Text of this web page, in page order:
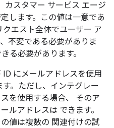
カスタマー サービス エージ
します。この値は一意であ
エスト全体でユーザー ア
不変である必要がありま
る必要があります。
にメールアドレスを使用
。ただし、インテグレー
を使用する場合、 そのア
ルアドレスは できます。
値は複数の 関連付けの試